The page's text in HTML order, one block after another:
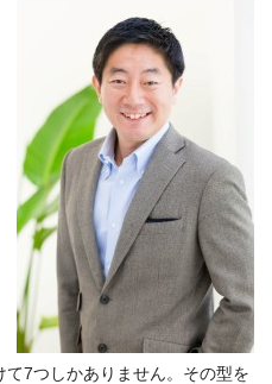
7つしかありません。その型を